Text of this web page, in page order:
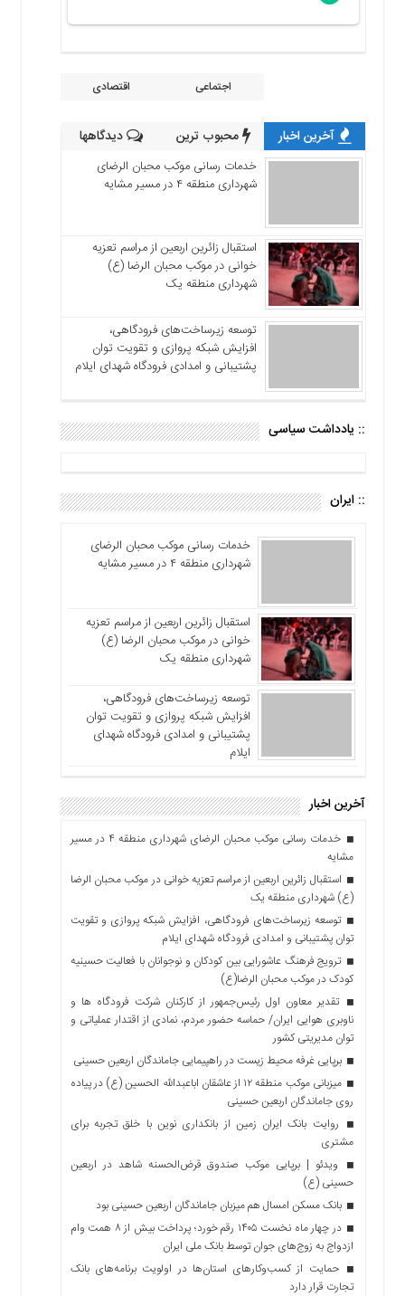
اجتماعی اقتصادی
آخرین اخبار محبوب ترین دیدگاهها
خدمات رسانی موکب محبان الرضای
شهرداری منطقه ۴ در مسیر مشایه
استقبال زائرین اربعین از مراسم تعزیه
خوانی در موکب محبان الرضا (ع)
شهرداری منطقه یک
توسعه زیرساخت‌های فرودگاهی،
افزایش شبکه پروازی و تقویت توان
پشتیبانی و امدادی فرودگاه شهدای ایلام
:: یادداشت سیاسی
:: ایران
خدمات رسانی موکب محبان الرضای
شهرداری منطقه ۴ در مسیر مشایه
استقبال زائرین اربعین از مراسم تعزیه
خوانی در موکب محبان الرضا (ع)
شهرداری منطقه یک
توسعه زیرساخت‌های فرودگاهی،
افزایش شبکه پروازی و تقویت توان
پشتیبانی و امدادی فرودگاه شهدای
ایلام
آخرین اخبار
خدمات رسانی موکب محبان الرضای شهرداری منطقه ۴ در مسیر
مشایه
استقبال زائرین اربعین از مراسم تعزیه خوانی در موکب محبان الرضا
(ع) شهرداری منطقه یک
توسعه زیرساخت‌های فرودگاهی، افزایش شبکه پروازی و تقویت
توان پشتیبانی و امدادی فرودگاه شهدای ایلام
ترویج فرهنگ عاشورایی بین کودکان و نوجوانان با فعالیت حسینیه
کودک در موکب محبان الرضا(ع)
تقدیر معاون اول رئیس‌جمهور از کارکنان شرکت فرودگاه ها و
ناوبری هوایی ایران/ حماسه حضور مردم، نمادی از اقتدار عملیاتی و
توان مدیریتی کشور
برپایی غرفه محیط زیست در راهپیمایی جاماندگان اربعین حسینی
میزبانی موکب منطقه ۱۲ از عاشقان اباعبدالله الحسین (ع) در پیاده
روی جاماندگان اربعین حسینی
روایت بانک ایران زمین از بانکداری نوین با خلق تجربه برای
مشتری
ویدئو | برپایی موکب صندوق قرض‌الحسنه شاهد در اربعین
حسینی (ع)
بانک مسکن امسال هم میزبان جاماندگان اربعین حسینی بود
در چهار ماه نخست ۱۴۰۵ رقم خورد؛ پرداخت بیش از ۸ همت وام
ازدواج به زوج‌های جوان توسط بانک ملی ایران
حمایت از کسب‌وکارهای استان‌ها در اولویت برنامه‌های بانک
تجارت قرار دارد